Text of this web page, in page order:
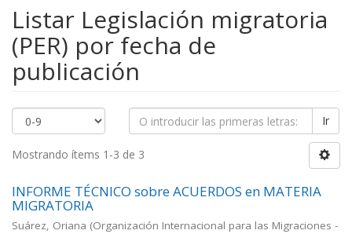
Listar Legislación migratoria
(PER) por fecha de
publicación
Ir
Mostrando ítems 1-3 de 3
INFORME TÉCNICO sobre ACUERDOS en MATERIA
MIGRATORIA
Suárez, Oriana (Organización Internacional para las Migraciones -